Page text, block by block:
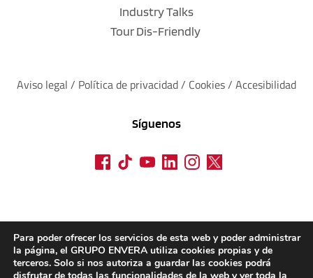
Industry Talks
Tour Dis-Friendly
Aviso legal / Política de privacidad / Cookies / Accesibilidad
Síguenos
Para poder ofrecer los servicios de esta web y poder administrar
la página, el GRUPO ENVERA utiliza cookies propias y de
terceros. Solo si nos autoriza a guardar las cookies podrá